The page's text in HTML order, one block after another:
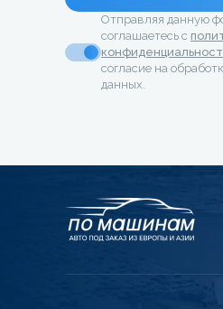
Отправляя данную
соглашаетесь с
согласие на
данных.